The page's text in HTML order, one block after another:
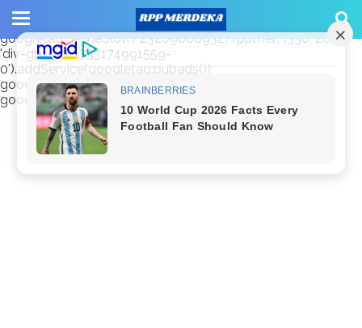
window.googletag = window.googletag || {cmd: []};
googletag.cmd.push(function() {
googletag.defineSlot('/23209888932/rppmer', [336, 280],
'div-gpt-ad-1733174991559-
0').addService(googletag.pubads());
googletag.pubads().enableSingleRequest();
googletag.enableServices(); });